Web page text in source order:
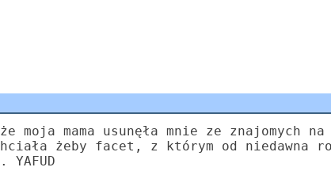
moja mama usunęła mnie ze znajomych
żeby facet, z którym od niedawna